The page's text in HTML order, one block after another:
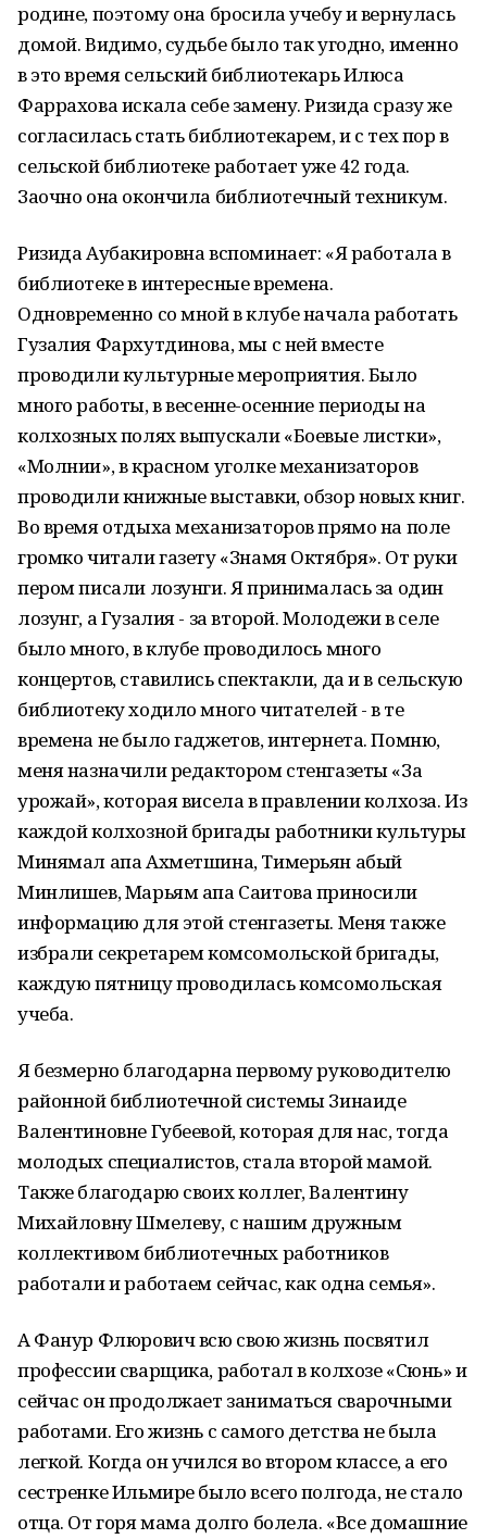
родине, поэтому она бросила учебу и вернулась
домой. Видимо, судьбе было так угодно, именно
в это время сельский библиотекарь Илюса
Фаррахова искала себе замену. Ризида сразу же
согласилась стать библиотекарем, и с тех пор в
сельской библиотеке работает уже 42 года.
Заочно она окончила библиотечный техникум.
Ризида Аубакировна вспоминает: «Я работала в
библиотеке в интересные времена.
Одновременно со мной в клубе начала работать
Гузалия Фархутдинова, мы с ней вместе
проводили культурные мероприятия. Было
много работы, в весенне-осенние периоды на
колхозных полях выпускали «Боевые листки»,
«Молнии», в красном уголке механизаторов
проводили книжные выставки, обзор новых книг.
Во время отдыха механизаторов прямо на поле
громко читали газету «Знамя Октября». От руки
пером писали лозунги. Я принималась за один
лозунг, а Гузалия - за второй. Молодежи в селе
было много, в клубе проводилось много
концертов, ставились спектакли, да и в сельскую
библиотеку ходило много читателей - в те
времена не было гаджетов, интернета. Помню,
меня назначили редактором стенгазеты «За
урожай», которая висела в правлении колхоза. Из
каждой колхозной бригады работники культуры
Минямал апа Ахметшина, Тимерьян абый
Минлишев, Марьям апа Саитова приносили
информацию для этой стенгазеты. Меня также
избрали секретарем комсомольской бригады,
каждую пятницу проводилась комсомольская
учеба.
Я безмерно благодарна первому руководителю
районной библиотечной системы Зинаиде
Валентиновне Губеевой, которая для нас, тогда
молодых специалистов, стала второй мамой.
Также благодарю своих коллег, Валентину
Михайловну Шмелеву, с нашим дружным
коллективом библиотечных работников
работали и работаем сейчас, как одна семья».
А Фанур Флюрович всю свою жизнь посвятил
профессии сварщика, работал в колхозе «Сюнь» и
сейчас он продолжает заниматься сварочными
работами. Его жизнь с самого детства не была
легкой. Когда он учился во втором классе, а его
сестренке Ильмире было всего полгода, не стало
отца. От горя мама долго болела. «Все домашние